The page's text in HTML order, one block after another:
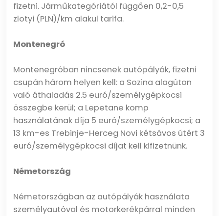
fizetni. Járműkategóriától függően 0,2-0,5
zlotyi (PLN)/km alakul tarifa.
Montenegró
Montenegróban nincsenek autópályák, fizetni
csupán három helyen kell: a Sozina alagúton
való áthaladás 2.5 euró/személygépkocsi
összegbe kerül; a Lepetane komp
használatának díja 5 euró/személygépkocsi; a
13 km-es Trebinje-Herceg Novi kétsávos útért 3
euró/személygépkocsi díjat kell kifizetnünk.
Németország
Németországban az autópályák használata
személyautóval és motorkerékpárral minden